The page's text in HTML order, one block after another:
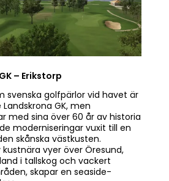
– Erikstorp
svenska golfpärlor vid havet är
GK, men
med sina över 60 år av historia
moderniseringar vuxit till en
skånska västkusten.
vyer över Öresund,
i tallskog och vackert
skapar en seaside-